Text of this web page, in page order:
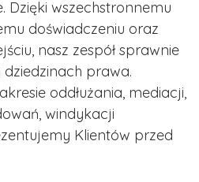
Dzięki wszechstronnemu
doświadczeniu oraz
nasz zespół sprawnie
prawa.
oddłużania, mediacji,
windykacji
Klientów przed